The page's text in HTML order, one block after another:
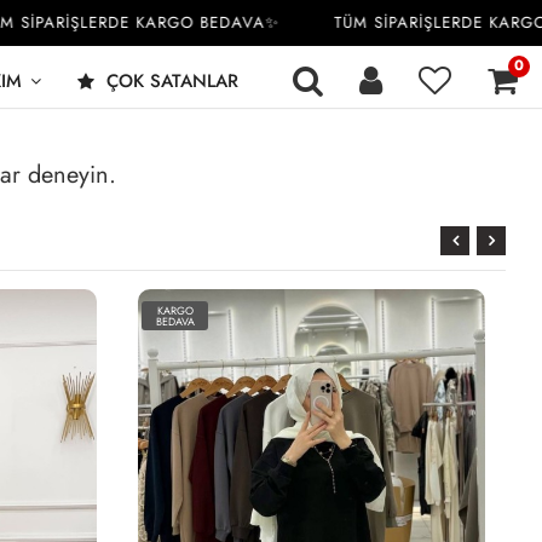
SİPARİŞLERDE KARGO BEDAVA✨ TÜM SİPARİŞLERDE KARGO
ÇOK SATANLAR
0
deneyin.
KARGO
BEDAVA